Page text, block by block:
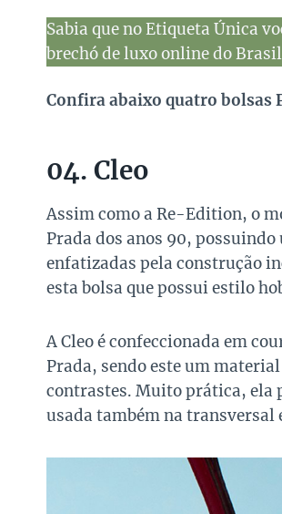
Sabia que no Etiqueta Única
brechó de luxo online do
Confira abaixo quatro bolsas
04. Cleo
Assim como a Re-Edition, o
Prada dos anos 90,
enfatizadas pela construção
esta bolsa que possui estilo
A Cleo é confeccionada em
Prada, sendo este um
contrastes. Muito prática, ela
usada também na